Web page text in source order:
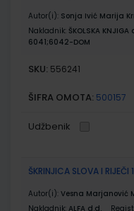
Autor(i): Sonja Ivić Marija
Nakladnik: ŠKOLSKA KNJIGA
6041;6042-DOM
SKU: 556241
ŠIFRA OMOTA: 500157
Udžbenik
ŠKRINJICA SLOVA I
Autor(i): Vesna Marjanović
Nakladnik: ALFA d.d.